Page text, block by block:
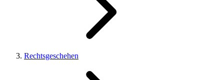
Rechtsgeschehen